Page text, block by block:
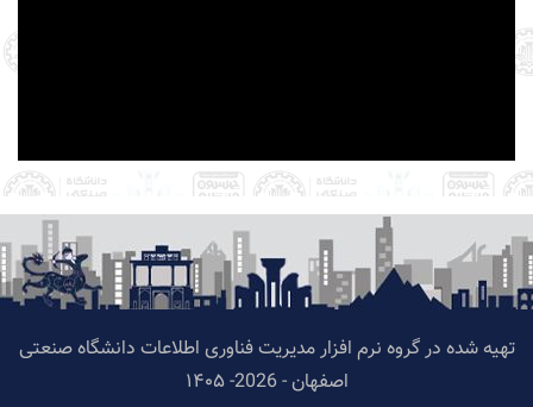
تهیه شده در گروه نرم افزار مدیریت فناوری اطلاعات دانشگاه صنعتی
اصفهان - 2026- ۱۴۰۵